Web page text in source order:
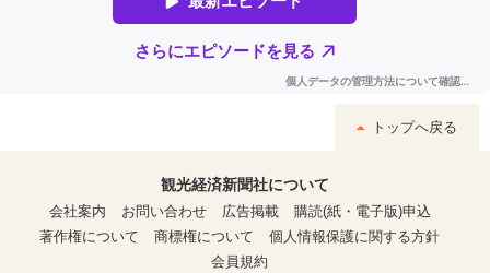
トップへ戻る
観光経済新聞社について
会社案内
お問い合わせ 広告掲載
購読(紙・電子版)申込
著作権について
商標権について
個人情報保護に関する方針
会員規約